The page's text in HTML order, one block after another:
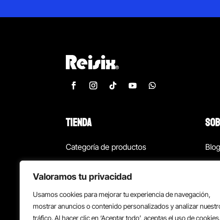
Valoramos tu privacidad
Usamos cookies para mejorar tu experiencia de navegación,
mostrar anuncios o contenido personalizados y analizar
tráfico. Al hacer clic en ‘Aceptar todo’, aceptas el uso de cookies.
TIENDA
Categoría de productos
¡Las mejores ofertas!
Back to school
Blog